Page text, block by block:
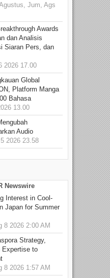
Jum, Ags
Awards
dan Analisis
Siaran Pers, dan
2026 17.00
Global
Platform Manga
Bahasa
13.00
Audio
2026 23.58
Newswire
Interest in Cool-
Japan for Summer
8 2026 2:00 AM
Strategy,
Expertise to
8 2026 1:57 AM